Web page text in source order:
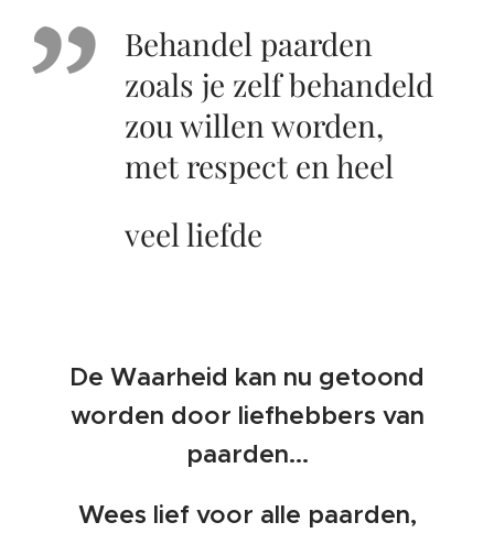
Behandel paarden
zoals je zelf behandeld
zou willen worden,
met respect en heel
veel liefde
De Waarheid kan nu getoond
worden door liefhebbers van
paarden...
Wees lief voor alle paarden,